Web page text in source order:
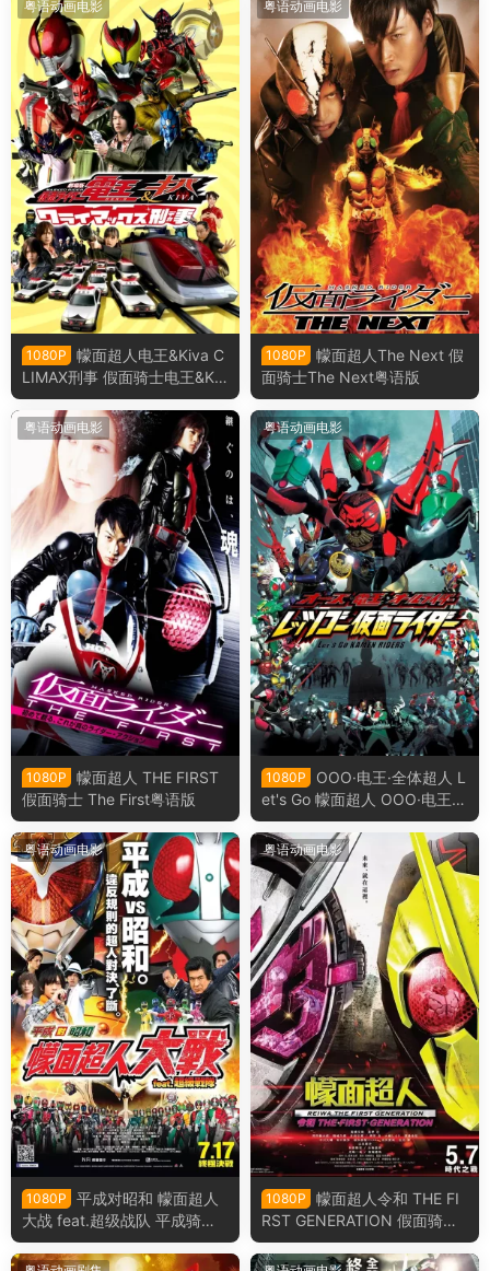
粤语动画电影
1080P
幪面超人电王&Kiva C
LIMAX刑事 假面骑士电王&Kiv
a 巅峰刑事粤语版
粤语动画电影
1080P
幪面超人The Next 假
面骑士The Next粤语版
粤语动画电影
1080P
幪面超人 THE FIRST
假面骑士 The First粤语版
粤语动画电影
1080P
OOO·电王·全体超人 L
et's Go 幪面超人 OOO·电王·
全体骑士 Let's Go 假面骑士粤
语版
粤语动画电影
1080P
平成对昭和 幪面超人
大战 feat.超级战队 平成骑士
对昭和骑士 假面骑士大战 fea
t.超级战队粤语版
粤语动画电影
1080P
幪面超人令和 THE FI
RST GENERATION 假面骑士
令和初代粤语版